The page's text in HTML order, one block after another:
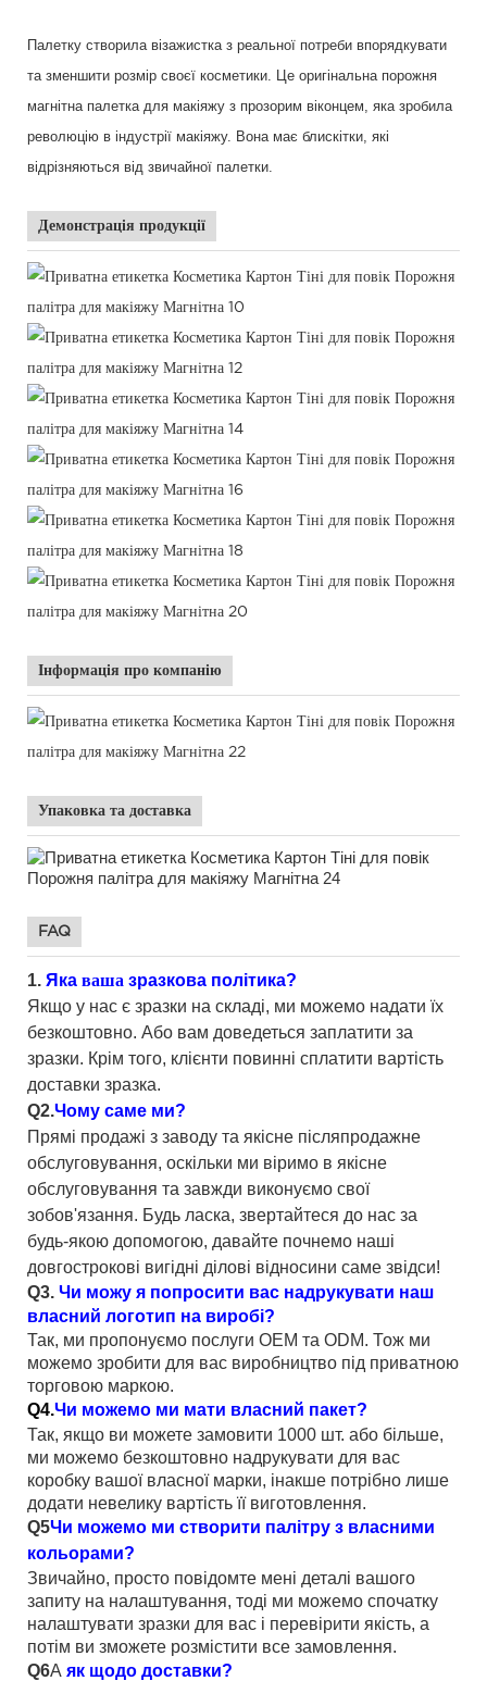
Палетку створила візажистка з реальної потреби впорядкувати
та зменшити розмір своєї косметики. Це оригінальна порожня
магнітна палетка для макіяжу з прозорим віконцем, яка зробила
революцію в індустрії макіяжу. Вона має блискітки, які
відрізняються від звичайної палетки.
Демонстрація продукції
Інформація про компанію
Упаковка та доставка
FAQ
1. Яка ваша зразкова політика?
Якщо у нас є зразки на складі, ми можемо надати їх
безкоштовно. Або вам доведеться заплатити за
зразки. Крім того, клієнти повинні сплатити вартість
доставки зразка.
Q2.Чому саме ми?
Прямі продажі з заводу та якісне післяпродажне
обслуговування, оскільки ми віримо в якісне
обслуговування та завжди виконуємо свої
зобов'язання. Будь ласка, звертайтеся до нас за
будь-якою допомогою, давайте почнемо наші
довгострокові вигідні ділові відносини саме звідси!
Q3. Чи можу я попросити вас надрукувати наш
власний логотип на виробі?
Так, ми пропонуємо послуги OEM та ODM. Тож ми
можемо зробити для вас виробництво під приватною
торговою маркою.
Q4.Чи можемо ми мати власний пакет?
Так, якщо ви можете замовити 1000 шт. або більше,
ми можемо безкоштовно надрукувати для вас
коробку вашої власної марки, інакше потрібно лише
додати невелику вартість її виготовлення.
Q5Чи можемо ми створити палітру з власними
кольорами?
Звичайно, просто повідомте мені деталі вашого
запиту на налаштування, тоді ми можемо спочатку
налаштувати зразки для вас і перевірити якість, а
потім ви зможете розмістити все замовлення.
Q6А як щодо доставки?